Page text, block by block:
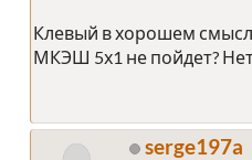
Клевый в хорошем
МКЭШ 5х1 не пойдет?
serge197a